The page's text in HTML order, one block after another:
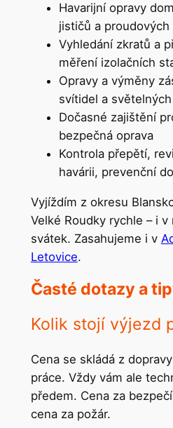
Havarijní opravy
jističů a proudových
Vyhledání zkratů a
měření izolačních
Opravy a výměny
svítidel a
Dočasné zajištění
bezpečná oprava
Kontrola přepětí,
havárii, prevenční
Vyjíždím z okresu
Velké Roudky rychle – i
svátek. Zasahujeme i v
Letovice.
Časté dotazy a
Kolik stojí výjezd
Cena se skládá z
práce. Vždy vám ale
předem. Cena za
cena za požár.